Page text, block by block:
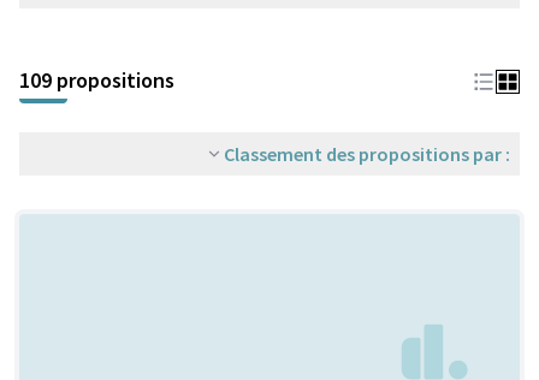
+
−
109 propositions
Classement des propositions par :